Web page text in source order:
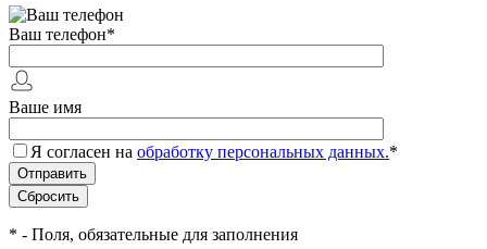
Ваш телефон*
Ваше имя
Я согласен на обработку персональных данных.*
* - Поля, обязательные для заполнения